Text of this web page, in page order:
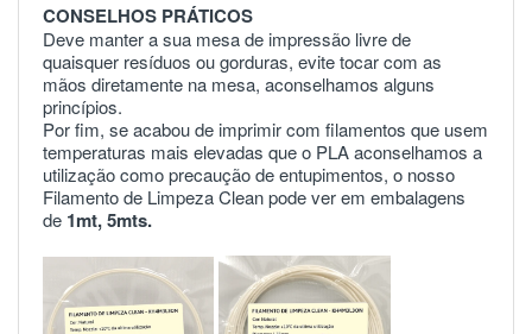
CONSELHOS PRÁTICOS
Deve manter a sua mesa de impressão livre de
quaisquer resíduos ou gorduras, evite tocar com as
mãos diretamente na mesa, aconselhamos alguns
princípios.
Por fim, se acabou de imprimir com filamentos que usem
temperaturas mais elevadas que o PLA aconselhamos a
utilização como precaução de entupimentos, o nosso
Filamento de Limpeza Clean pode ver em embalagens
de 1mt,5mts.